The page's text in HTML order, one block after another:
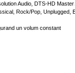
Audio, DTS-HD Master
Rock/Pop, Unplugged,
un volum constant